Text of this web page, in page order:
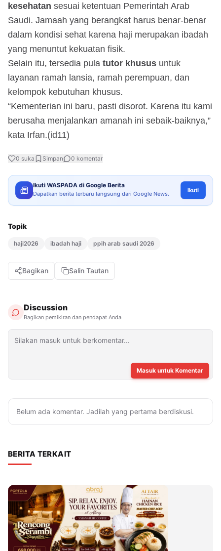
kesehatan sesuai ketentuan Pemerintah Arab
Saudi. Jamaah yang berangkat harus benar-benar
dalam kondisi sehat karena haji merupakan ibadah
yang menuntut kekuatan fisik.
Selain itu, tersedia pula tutor khusus untuk
layanan ramah lansia, ramah perempuan, dan
kelompok kebutuhan khusus.
“Kementerian ini baru, pasti disorot. Karena itu kami
berusaha menjalankan amanah ini sebaik-baiknya,”
kata Irfan.(id11)
0 suka Simpan 0 komentar
Ikuti WASPADA di Google Berita
Dapatkan berita terbaru langsung dari Google News. Ikuti
Topik
haji2026 ibadah haji ppih arab saudi 2026
Bagikan Salin Tautan
Discussion
Bagikan pemikiran dan pendapat Anda
Masuk untuk Komentar
Belum ada komentar. Jadilah yang pertama berdiskusi.
BERITA TERKAIT